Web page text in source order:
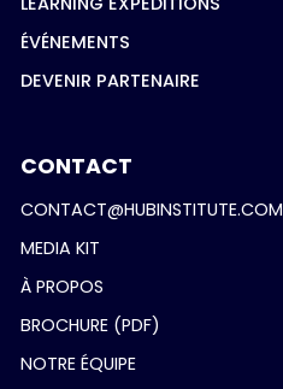
ÉVÉNEMENTS
DEVENIR PARTENAIRE
CONTACT
CONTACT@HUBINSTITUTE.COM
MEDIA KIT
À PROPOS
BROCHURE (PDF)
NOTRE ÉQUIPE